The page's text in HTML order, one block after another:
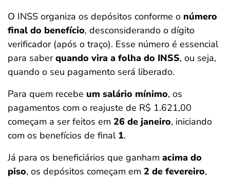
O INSS organiza os depósitos conforme o número
final do benefício, desconsiderando o dígito
verificador (após o traço). Esse número é essencial
para saberquando vira a folha do INSS, ou seja,
quando o seu pagamento será liberado.
Para quem recebe um salário mínimo, os
pagamentos com o reajuste de R$ 1.621,00
começam a ser feitos em 26 de janeiro, iniciando
com os benefícios de final 1.
Já para os beneficiários que ganham acima do
piso, os depósitos começam em 2 de fevereiro,